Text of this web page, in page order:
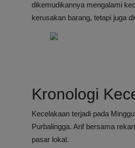
dikemudikannya mengalami
kerusakan barang, tetapi juga
Kronologi
Kecelakaan terjadi pada
Purbalingga. Arif bersama
pasar lokal.